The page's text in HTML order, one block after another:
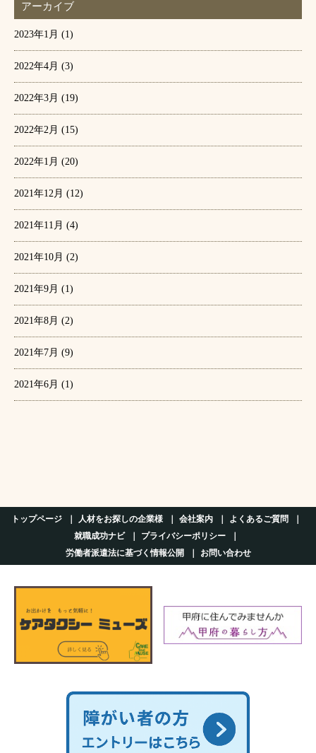
アーカイブ
2023年1月 (1)
2022年4月 (3)
2022年3月 (19)
2022年2月 (15)
2022年1月 (20)
2021年12月 (12)
2021年11月 (4)
2021年10月 (2)
2021年9月 (1)
2021年8月 (2)
2021年7月 (9)
2021年6月 (1)
トップページ 人材をお探しの企業様 会社案内
よくあるご質問
就職成功ナビ
プライバシーポリシー
労働者派遣法に基づく情報公開
お問い合わせ